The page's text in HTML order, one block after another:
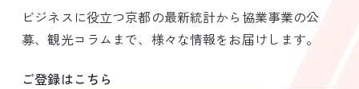
ビジネスに役立つ京都の最新統計から協業事業の公
募、観光コラムまで、様々な情報をお届けします。
ご登録はこちら